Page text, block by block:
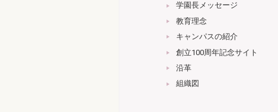
学園長メッセージ
教育理念
キャンパスの紹介
創立100周年記念サイト
沿革
組織図